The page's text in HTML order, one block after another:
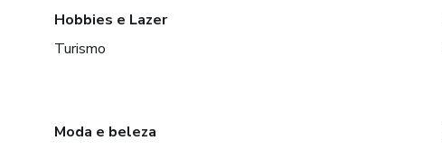
Hobbies e Lazer
Turismo
Moda e beleza